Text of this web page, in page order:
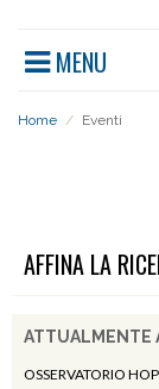
MENU
Home / Eventi
AFFINA LA
ATTUALMENTE
OSSERVATORIO